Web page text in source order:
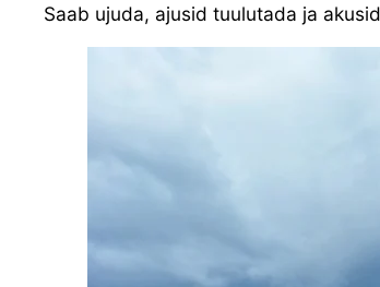
Saab ujuda, ajusid tuulutada ja